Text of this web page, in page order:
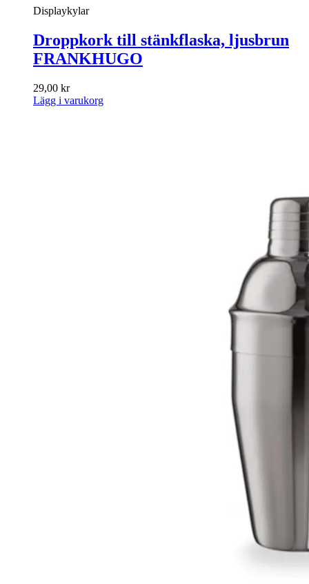
Displaykylar
Droppkork till stänkflaska, ljusbrun
FRANKHUGO
29,00 kr
Lägg i varukorg